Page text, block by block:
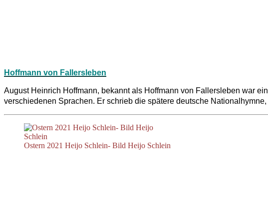
Hoffmann von Fallersleben
August Heinrich Hoffmann, bekannt als Hoffmann von Fallersleben war ein
verschiedenen Sprachen. Er schrieb die spätere deutsche Nationalhymne,
Ostern 2021 Heijo Schlein- Bild Heijo Schlein